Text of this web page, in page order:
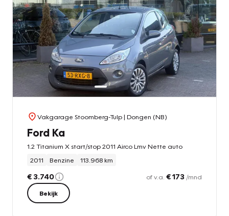
Vakgarage Stoomberg-Tulp| Dongen (NB)
Ford Ka
1.2 Titanium X start/stop 2011 Airco Lmv Nette auto
2011
Benzine 113.968 km
€ 3.740 of v.a. € 173 /mnd
Bekijk